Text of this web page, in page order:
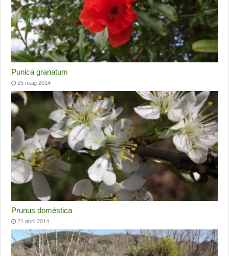
Punica granatum
25 maig 2014
Prunus doméstica
21 abril 2014